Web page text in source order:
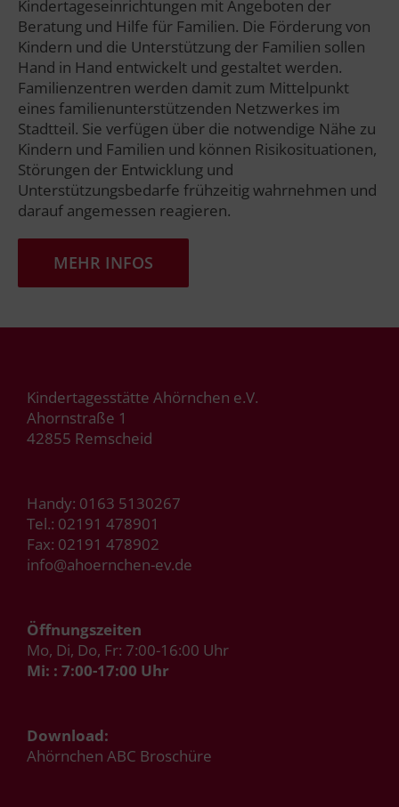
Kindertageseinrichtungen mit Angeboten der
Beratung und Hilfe für Familien. Die Förderung von
Kindern und die Unterstützung der Familien sollen
Hand in Hand entwickelt und gestaltet werden.
Familienzentren werden damit zum Mittelpunkt
eines familienunterstützenden Netzwerkes im
Stadtteil. Sie verfügen über die notwendige Nähe zu
Kindern und Familien und können Risikosituationen,
Störungen der Entwicklung und
Unterstützungsbedarfe frühzeitig wahrnehmen und
darauf angemessen reagieren.
MEHR INFOS
Kindertagesstätte Ahörnchen e.V.
Ahornstraße 1
42855 Remscheid
Handy: 0163 5130267
Tel.: 02191 478901
Fax: 02191 478902
info@ahoernchen-ev.de
Öffnungszeiten
Mo, Di, Do, Fr: 7:00-16:00 Uhr
Mi: : 7:00-17:00 Uhr
Download:
Ahörnchen ABC Broschüre